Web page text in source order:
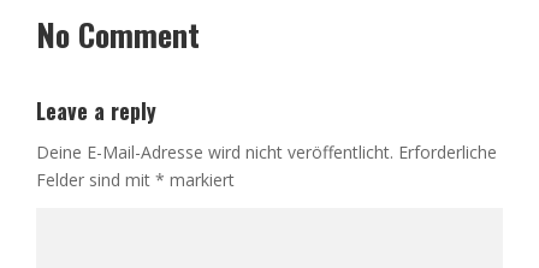
No Comment
Leave a reply
Deine E-Mail-Adresse wird nicht veröffentlicht. Erforderliche
Felder sind mit * markiert